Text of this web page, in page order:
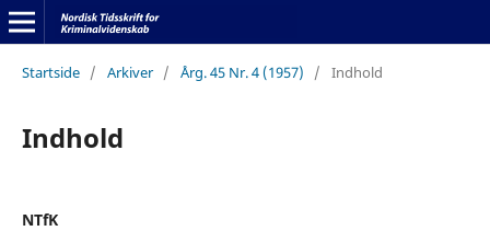
Startside / Arkiver / Årg. 45 Nr. 4 (1957) / Indhold
Indhold
NTfK